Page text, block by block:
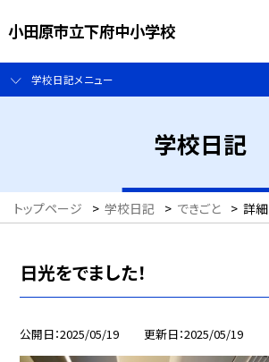
小田原市立下府中小学校
学校日記メニュー
学校日記
トップページ > 学校日記 > できごと > 詳細
日光をでました！
公開日 2025/05/19 更新日 2025/05/19